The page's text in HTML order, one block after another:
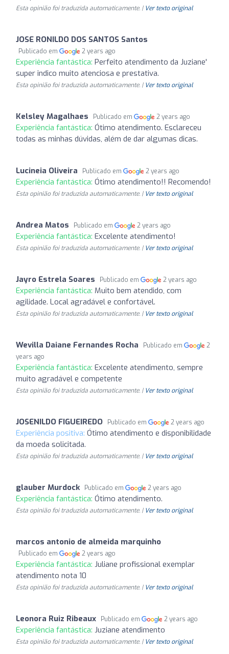
Esta opinião foi traduzida automaticamente. | Ver texto original
JOSE RONILDO DOS SANTOS Santos
Publicado em 2 years ago
Experiência fantástica: Perfeito atendimento da Juziane'
super indico muito atenciosa e prestativa.
Esta opinião foi traduzida automaticamente. | Ver texto original
Kelsley Magalhaes Publicado em 2 years ago
Experiência fantástica: Ótimo atendimento. Esclareceu
todas as minhas dúvidas, além de dar algumas dicas.
Lucineia Oliveira Publicado em 2 years ago
Experiência fantástica: Ótimo atendimento!! Recomendo!
Esta opinião foi traduzida automaticamente. | Ver texto original
Andrea Matos Publicado em 2 years ago
Experiência fantástica: Excelente atendimento!
Esta opinião foi traduzida automaticamente. | Ver texto original
Jayro Estrela Soares Publicado em 2 years ago
Experiência fantástica: Muito bem atendido, com
agilidade. Local agradável e confortável.
Esta opinião foi traduzida automaticamente. | Ver texto original
Wevilla Daiane Fernandes Rocha Publicado em
2
years ago
Experiência fantástica: Excelente atendimento, sempre
muito agradável e competente
Esta opinião foi traduzida automaticamente. | Ver texto original
JOSENILDO FIGUEIREDO Publicado em 2 years ago
Experiência positiva: Ótimo atendimento e disponibilidade
da moeda solicitada.
Esta opinião foi traduzida automaticamente. | Ver texto original
glauber Murdock Publicado em 2 years ago
Experiência fantástica: Ótimo atendimento.
Esta opinião foi traduzida automaticamente. | Ver texto original
marcos antonio de almeida marquinho
Publicado em 2 years ago
Experiência fantástica: Juliane profissional exemplar
atendimento nota 10
Esta opinião foi traduzida automaticamente. | Ver texto original
Leonora Ruiz Ribeaux Publicado em 2 years ago
Experiência fantástica: Juziane atendimento
Esta opinião foi traduzida automaticamente. | Ver texto original